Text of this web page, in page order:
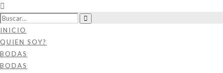
INICIO
QUIEN SOY?
BODAS
BODAS